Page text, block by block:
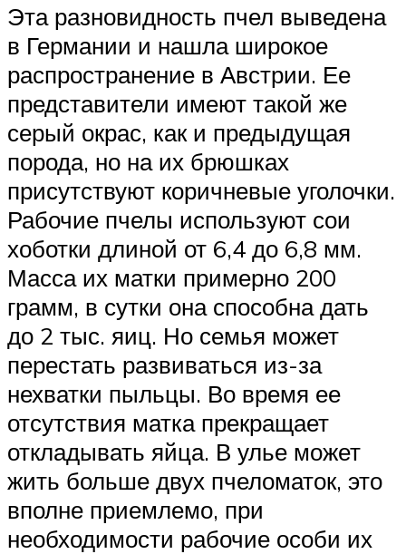
Эта разновидность пчел выведена
в Германии и нашла широкое
распространение в Австрии. Ее
представители имеют такой же
серый окрас, как и предыдущая
порода, но на их брюшках
присутствуют коричневые уголочки.
Рабочие пчелы используют сои
хоботки длиной от 6,4 до 6,8 мм.
Масса их матки примерно 200
грамм, в сутки она способна дать
до 2 тыс. яиц. Но семья может
перестать развиваться из-за
нехватки пыльцы. Во время ее
отсутствия матка прекращает
откладывать яйца. В улье может
жить больше двух пчеломаток, это
вполне приемлемо, при
необходимости рабочие особи их